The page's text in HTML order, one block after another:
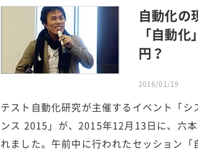
自動化の
「自動
円？
2016/01/19
テスト自動化研究が主催するイベント「
ンス 2015」が、2015年12月13日に、六
れました。午前中に行われたセッション